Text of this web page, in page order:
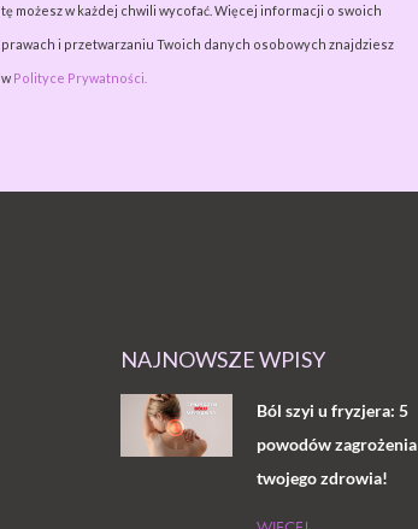
tę możesz w każdej chwili wycofać. Więcej informacji o swoich
prawach i przetwarzaniu Twoich danych osobowych znajdziesz
w Polityce Prywatności.
NAJNOWSZE WPISY
Ból szyi u fryzjera: 5
powodów zagrożenia
twojego zdrowia!